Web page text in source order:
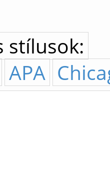
stílusok:
APA